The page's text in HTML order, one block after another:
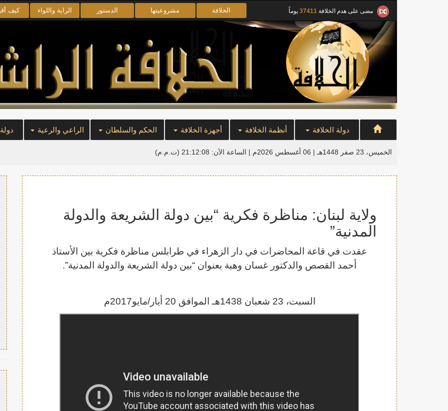
مضى على هدم الخلافة 37411 يوماً الخلافة مشروعيتها الدستور الراية واللواء كيف
دولة الخلافة أنظمة الخلافة أجهزة الخلافة الحكم والسلطان الراعي والرعية
الخميس، 23 صفر 1448هـ | 06 أغسطس 2026م | الساعة الآن: 21:12:08 (ت.م.م)
ولاية لبنان: مناظرة فكرية “بين دولة الشريعة والدولة
المدنية”
عقدت في قاعة المحاضرات في دار الزهراء في طرابلس مناظرة فكرية بين الأستاذ
أحمد القصص والدكتور غسان وهبة بعنوان “بين دولة الشريعة والدولة المدنية”.
السبت، 23 شعبان 1438هـ الموافق 20 أيار/مايو2017م